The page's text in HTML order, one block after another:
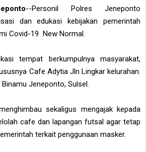
--Personil Polres Jeneponto
dan edukasi kebijakan pemerintah
Covid-19 New Normal.
tempat berkumpulnya masyarakat,
Cafe Adytia Jln Lingkar kelurahan.
Jeneponto, Sulsel.
sekaligus mengajak kepada
cafe dan lapangan futsal agar tetap
terkait penggunaan masker.